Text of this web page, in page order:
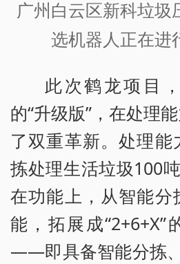
广州白云区新科垃圾
选机器人正在进
此次鹤龙项目
的“升级版”，在处理
了双重革新。处理能
拣处理生活垃圾100
在功能上，从智能分
能，拓展成
——即具备智能分拣